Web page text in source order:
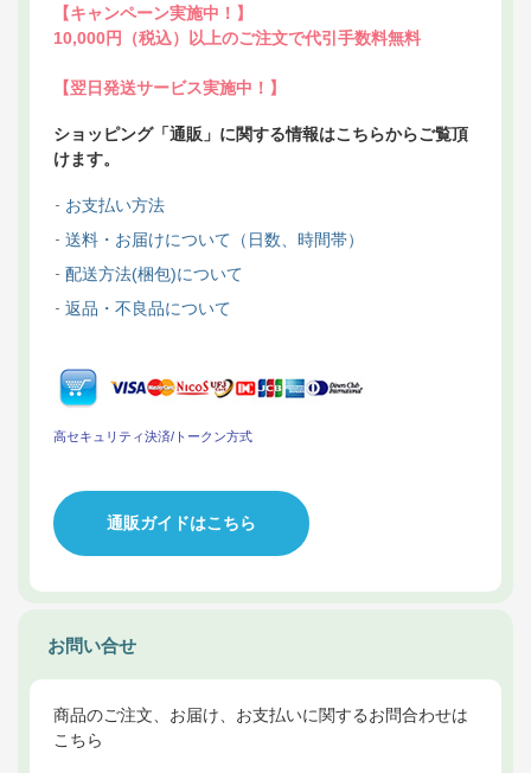
【キャンペーン実施中！】
10,000円（税込）以上のご注文で代引手数料無料
【翌日発送サービス実施中！】
ショッピング「通販」に関する情報はこちらからご覧頂
けます。
お支払い方法
送料・お届けについて（日数、時間帯）
配送方法(梱包)について
返品・不良品について
高セキュリティ決済/トークン方式
通販ガイドはこちら
お問い合せ
商品のご注文、お届け、お支払いに関するお問合わせは
こちら